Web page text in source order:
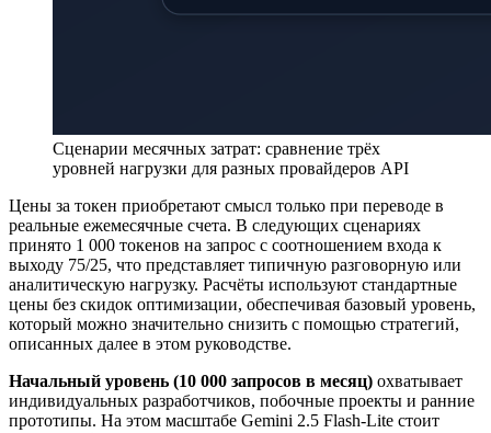
Сценарии месячных затрат: сравнение трёх
уровней нагрузки для разных провайдеров API
Цены за токен приобретают смысл только при переводе в
реальные ежемесячные счета. В следующих сценариях
принято 1 000 токенов на запрос с соотношением входа к
выходу 75/25, что представляет типичную разговорную или
аналитическую нагрузку. Расчёты используют стандартные
цены без скидок оптимизации, обеспечивая базовый уровень,
который можно значительно снизить с помощью стратегий,
описанных далее в этом руководстве.
Начальный уровень (10 000 запросов в месяц) охватывает
индивидуальных разработчиков, побочные проекты и ранние
прототипы. На этом масштабе Gemini 2.5 Flash-Lite стоит